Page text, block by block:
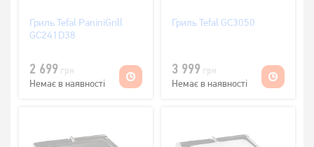
Гриль Tefal PaniniGrill
GC241D38
2 699
Немає в наявності
Гриль Tefal GC3050
3 999
Немає в наявності